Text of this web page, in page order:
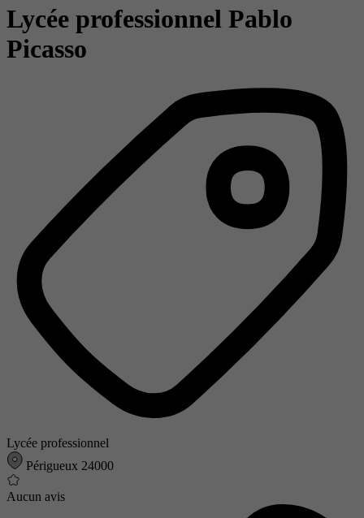
Lycée professionnel Pablo
Picasso
Lycée professionnel
Périgueux 24000
Aucun avis